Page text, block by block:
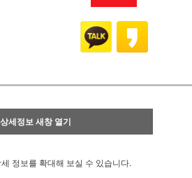
상세정보 새창 열기
정보를 확대해 보실 수 있습니다.